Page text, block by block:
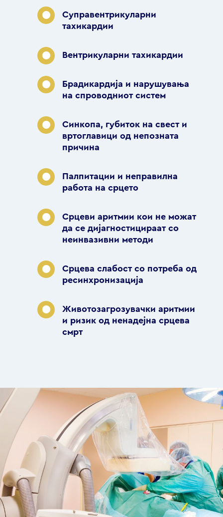
Суправентрикуларни
тахикардии
Вентрикуларни тахикардии
Брадикардија и нарушувања
на спроводниот систем
Синкопа, губиток на свест и
вртоглавици од непозната
причина
Палпитации и неправилна
работа на срцето
Срцеви аритмии кои не можат
да се дијагностицираат со
неинвазивни методи
Срцева слабост со потреба од
ресинхронизација
Животозагрозувачки аритмии
и ризик од ненадејна срцева
смрт